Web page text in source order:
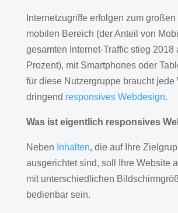
Internetzugriffe erfolgen zum
mobilen Bereich (der Anteil von
gesamten Internet-Traffic stieg 2018
Prozent), mit Smartphones oder
für diese Nutzergruppe braucht jede
dringend responsives Webdesign.
Was ist eigentlich responsives
Neben Inhalten, die auf Ihre
ausgerichtet sind, soll Ihre Website
mit unterschiedlichen
bedienbar sein.